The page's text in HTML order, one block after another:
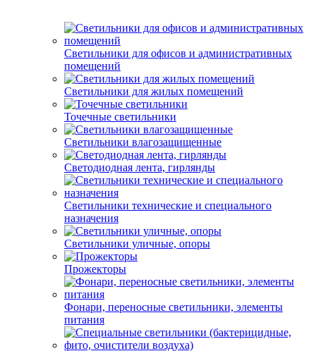
Светильники для офисов и административных
помещений
Светильники для жилых помещений
Точечные светильники
Светильники влагозащищенные
Светодиодная лента, гирлянды
Светильники технические и специального
назначения
Светильники уличные, опоры
Прожекторы
Фонари, переносные светильники, элементы
питания